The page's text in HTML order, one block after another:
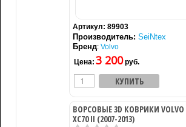
Артикул: 89903
Производитель: SeiNtex
Бренд: Volvo
Цена: 3 200руб.
ВОРСОВЫЕ 3D КОВРИКИ VOLVO
XC70 II (2007-2013)